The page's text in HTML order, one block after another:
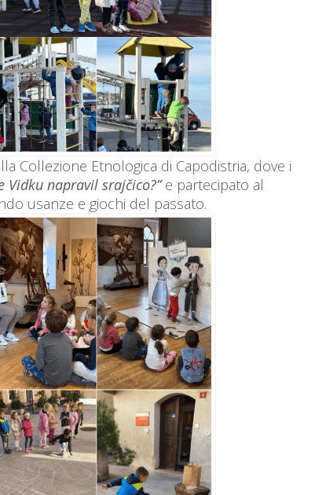
Collezione Etnologica di Capodistria, dove i
Vidku napravil srajčico?”e partecipato al
usanze e giochi del passato.